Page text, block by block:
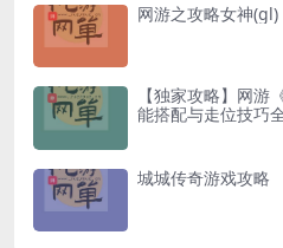
网游之攻略女神
【独家攻略】网
能搭配与走位技巧
城城传奇游戏攻略